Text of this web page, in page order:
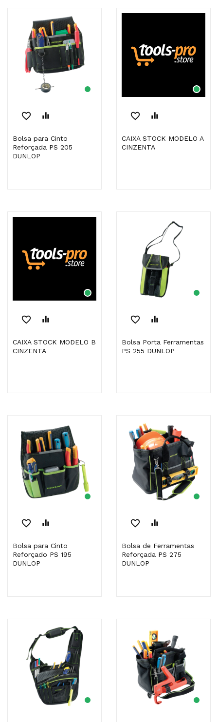
favorite_border equalizer
Bolsa para Cinto
Reforçada PS 205
DUNLOP
favorite_border equalizer
CAIXA STOCK MODELO A
CINZENTA
favorite_border equalizer
CAIXA STOCK MODELO B
CINZENTA
favorite_border equalizer
Bolsa Porta Ferramentas
PS 255 DUNLOP
favorite_border equalizer
Bolsa para Cinto
Reforçado PS 195
DUNLOP
favorite_border equalizer
Bolsa de Ferramentas
Reforçada PS 275
DUNLOP